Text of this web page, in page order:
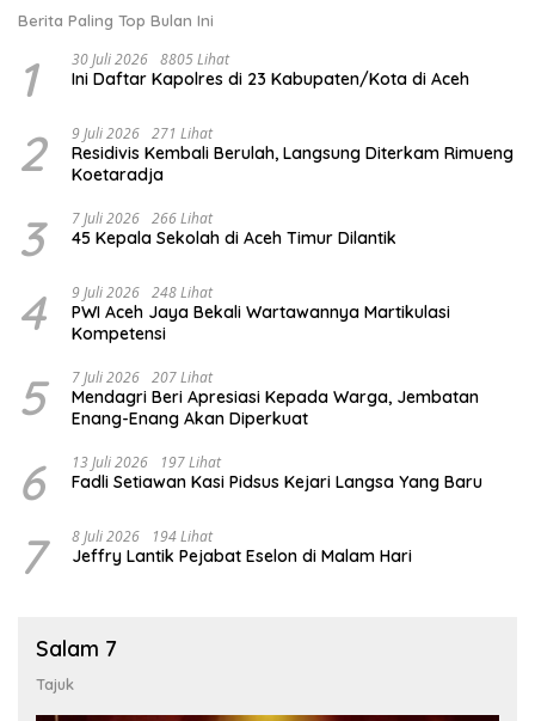
Berita Paling Top Bulan Ini
1 30 Juli 2026 8805 Lihat
Ini Daftar Kapolres di 23 Kabupaten/Kota di Aceh
2 9 Juli 2026 271 Lihat
Residivis Kembali Berulah, Langsung Diterkam Rimueng
Koetaradja
3 7 Juli 2026 266 Lihat
45 Kepala Sekolah di Aceh Timur Dilantik
4 9 Juli 2026 248 Lihat
PWI Aceh Jaya Bekali Wartawannya Martikulasi
Kompetensi
5 7 Juli 2026 207 Lihat
Mendagri Beri Apresiasi Kepada Warga, Jembatan
Enang-Enang Akan Diperkuat
6 13 Juli 2026 197 Lihat
Fadli Setiawan Kasi Pidsus Kejari Langsa Yang Baru
7 8 Juli 2026 194 Lihat
Jeffry Lantik Pejabat Eselon di Malam Hari
Salam 7
Tajuk